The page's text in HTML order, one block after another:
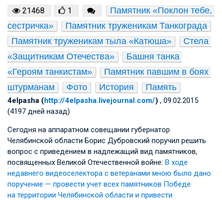
21468 1
Памятник «Поклон тебе,
сестричка»
Памятник труженикам Танкограда
Памятник труженикам тыла «Катюша»
Стела
«Защитникам Отечества»
Башня танка
«Героям танкистам»
Памятник павшим в боях
штурманам
Фото История Память
4elpasha (http://4elpasha.livejournal.com/) , 09.02.2015
(4197 дней назад)
Сегодня на аппаратном совещании губернатор
Челябинской области Борис Дубровский поручил решить
вопрос с приведением в надлежащий вид памятников,
посвященных Великой Отечественной войне: В ходе
недавнего видеоселектора с ветеранами мною было дано
поручение — провести учет всех памятников Победе
на территории Челябинской области и привести